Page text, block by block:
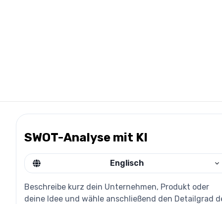
SWOT-Analyse mit KI
Englisch
Beschreibe kurz dein Unternehmen, Produkt oder
deine Idee und wähle anschließend den Detailgrad